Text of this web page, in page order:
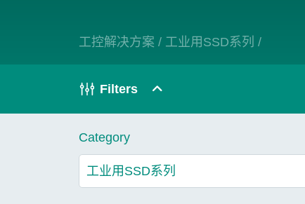
产业应用
技术
部落格
部落格 售后服务
工控解决方案 / 工业用SSD系列 /
Filters
Category